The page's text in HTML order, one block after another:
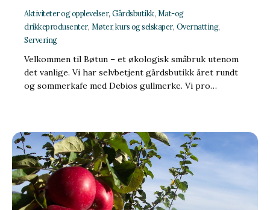
Aktiviteter og opplevelser, Gårdsbutikk, Mat-og
drikkeprodusenter, Møter, kurs og selskaper, Overnatting,
Servering
Velkommen til Bøtun – et økologisk småbruk utenom
det vanlige. Vi har selvbetjent gårdsbutikk året rundt
og sommerkafe med Debios gullmerke. Vi pro…